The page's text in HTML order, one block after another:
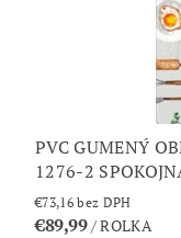
PVC GUMENÝ
1276-2
€73,16 bez DPH
€89,99/ ROLKA